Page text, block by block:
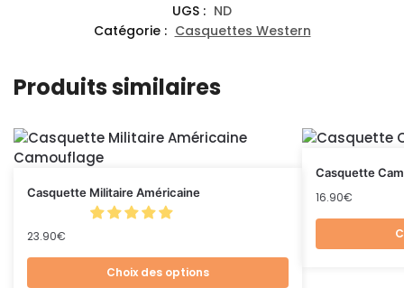
UGS : ND
Catégorie : Casquettes Western
Produits similaires
Casquette Militaire Américaine
23.90€
Choix des options
Casquette
16.90€